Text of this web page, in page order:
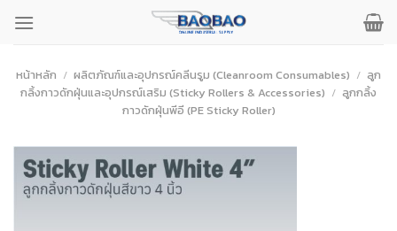
เนื้อหาหน้าหลัก / ผลิตภัณฑ์และอุปกรณ์คลีนรูม (Cleanroom Consumables) / ลูก
กลิ้งกาวดักฝุ่นและอุปกรณ์เสริม (Sticky Rollers & Accessories) / ลูกกลิ้ง
กาวดักฝุ่นพีอี (PE Sticky Roller)